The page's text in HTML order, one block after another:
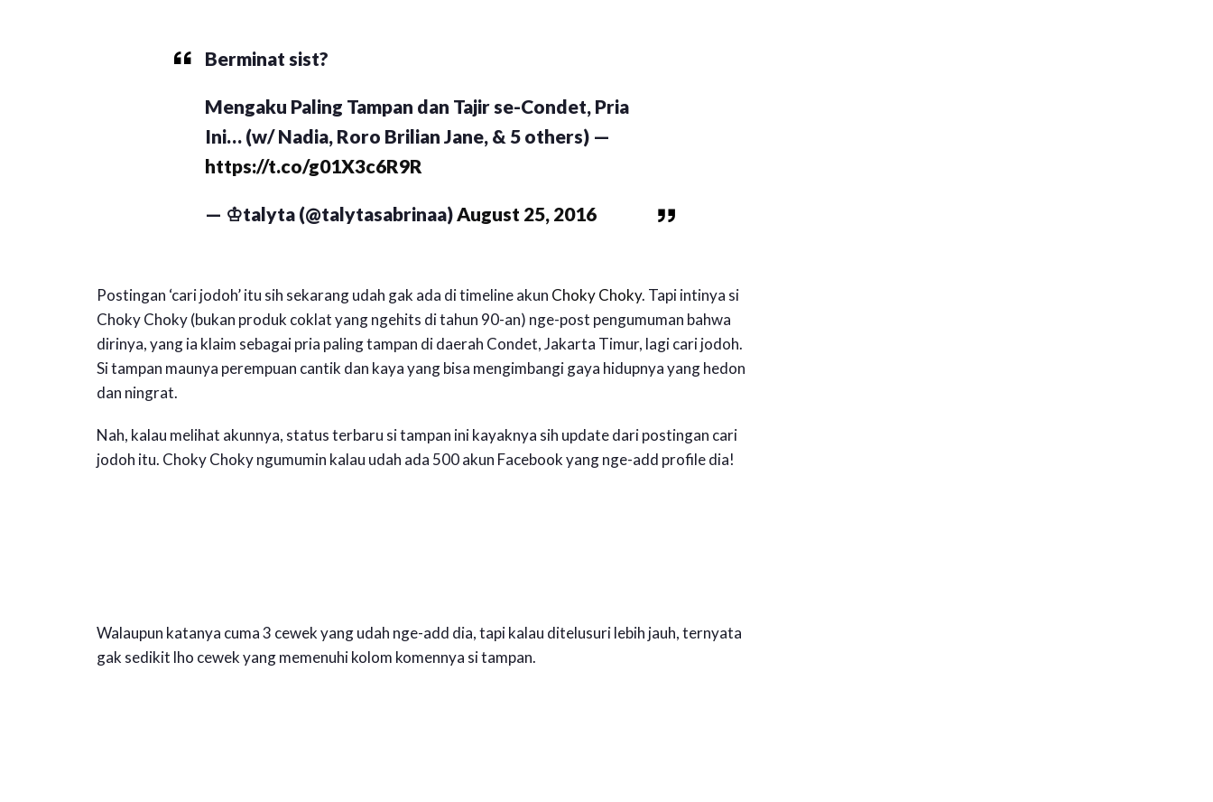
Berminat sist?
Mengaku Paling Tampan dan Tajir se-Condet, Pria
Ini… (w/ Nadia, Roro Brilian Jane, & 5 others) —
https://t.co/g01X3c6R9R
— ♔talyta (@talytasabrinaa)August 25, 2016
Postingan ‘cari jodoh’ itu sih sekarang udah gak ada di timeline akun Choky Choky. Tapi intinya si
Choky Choky (bukan produk coklat yang ngehits di tahun 90-an) nge-post pengumuman bahwa
dirinya, yang ia klaim sebagai pria paling tampan di daerah Condet, Jakarta Timur, lagi cari jodoh.
Si tampan maunya perempuan cantik dan kaya yang bisa mengimbangi gaya hidupnya yang hedon
dan ningrat.
Nah, kalau melihat akunnya, status terbaru si tampan ini kayaknya sih update dari postingan cari
jodoh itu. Choky Choky ngumumin kalau udah ada 500 akun Facebook yang nge-add profile dia!
Walaupun katanya cuma 3 cewek yang udah nge-add dia, tapi kalau ditelusuri lebih jauh, ternyata
gak sedikit lho cewek yang memenuhi kolom komennya si tampan.